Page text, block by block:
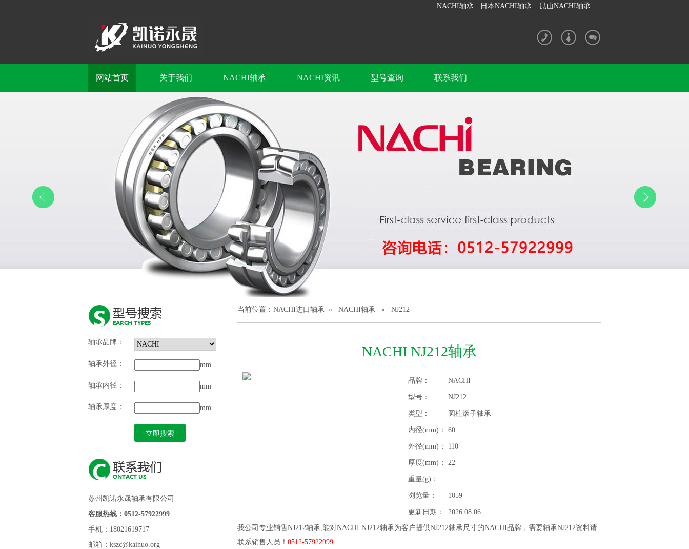
NACHI轴承 日本NACHI轴承 昆山NACHI轴承
网站首页 关于我们 NACHI轴承 NACHI资讯 型号查询 联系我们
轴承品牌：
轴承外径： mm
轴承内径： mm
轴承厚度： mm
苏州凯诺永晟轴承有限公司
客服热线：0512-57922999
手机：18021619717
邮箱：kszc@kainuo.org
当前位置： NACHI进口轴承 » NACHI轴承 » NJ212
NACHI NJ212轴承
品牌： NACHI
型号： NJ212
类型： 圆柱滚子轴承
内径(mm)： 60
外径(mm)： 110
厚度(mm)： 22
重量(g)：
浏览量： 1059
更新日期： 2026.08.06
我公司专业销售NJ212轴承,能对NACHI NJ212轴承为客户提供NJ212轴承尺寸的NACHI品牌，需要轴承NJ212资料请
联系销售人员！ 0512-57922999